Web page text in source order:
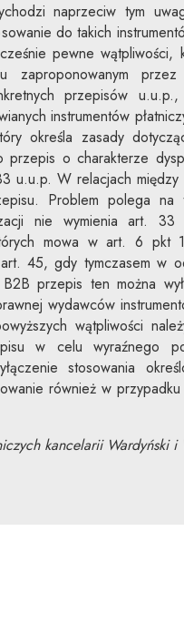
naprzeciw tym
do takich
pewne
zaproponowanym
przepisów
instrumentów
określa zasady
przepis o charakterze
u.u.p. W relacjach między
Problem polega
nie wymienia art.
mowa w art. 6 pkt
45, gdy tymczasem w
przepis ten można
wydawców
wątpliwości
w celu wyraźnego
stosowania
również w
kancelarii Wardyński